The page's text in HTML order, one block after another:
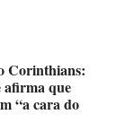
Corinthians:
afirma que
“a cara do